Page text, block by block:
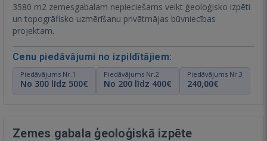
3580 m2 zemesgabalam nepieciešams veikt ģeoloģisko izpēti
un topogrāfisko uzmērīšanu privātmājas būvniecības
projektam.
Cenu piedāvājumi no izpildītājiem:
Piedāvājums Nr.1
No 300 līdz 500€
Piedāvājums Nr.2
No 200 līdz 400€
Piedāvājums Nr.3
240,00€
Zemes gabala ģeoloģiskā izpēte